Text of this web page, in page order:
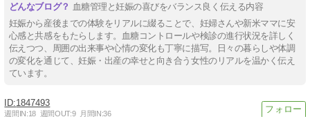
血糖管理と妊娠の喜びをバランス良く伝える内容
妊娠から産後までの体験をリアルに綴ることで、妊婦さんや新米ママに安
心感と共感をもたらします。血糖コントロールや検診の進行状況を詳しく
伝えつつ、周囲の出来事や心情の変化も丁寧に描写。日々の暮らしや体調
の変化を通じて、妊娠・出産の幸せと向き合う女性のリアルを温かく伝え
ています。
1847493
週間IN:18 週間OUT:9 月間IN:36